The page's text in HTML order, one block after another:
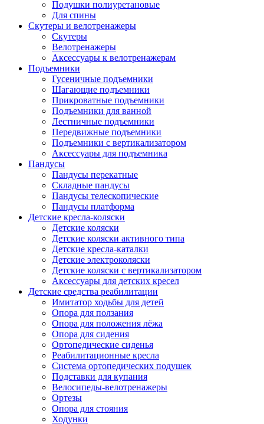
Подушки полиуретановые
Для спины
Скутеры и велотренажеры
Скутеры
Велотренажеры
Аксессуары к велотренажерам
Подъемники
Гусеничные подъемники
Шагающие подъемники
Прикроватные подъемники
Подъемники для ванной
Лестничные подъемники
Передвижные подъемники
Подъемники с вертикализатором
Аксессуары для подъемника
Пандусы
Пандусы перекатные
Складные пандусы
Пандусы телескопические
Пандусы платформа
Детские кресла-коляски
Детские коляски
Детские коляски активного типа
Детские кресла-каталки
Детские электроколяски
Детские коляски с вертикализатором
Аксессуары для детских кресел
Детские средства реабилитации
Имитатор ходьбы для детей
Опора для ползания
Опора для положения лёжа
Опора для сидения
Ортопедические сиденья
Реабилитационные кресла
Система ортопедических подушек
Подставки для купания
Велосипеды-велотренажеры
Ортезы
Опора для стояния
Ходунки